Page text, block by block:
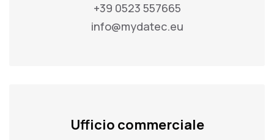
+39 0523 557665
info@mydatec.eu
Ufficio commerciale